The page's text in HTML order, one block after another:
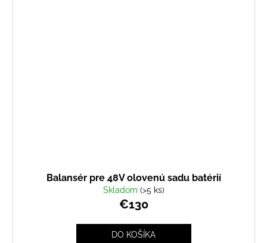
Balansér pre 48V olovenú sadu batérií
Skladom (>5 ks)
€130
DO KOŠÍKA